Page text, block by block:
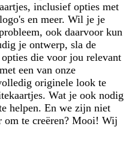
inclusief opties met
en meer. Wil je je
ook daarvoor kun
je ontwerp, sla de
die voor jou relevant
een van onze
originele look te
Wat je ook nodig
helpen. En we zijn niet
om te creëren? Mooi! Wij